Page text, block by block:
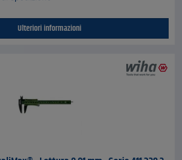
Ulteriori informazioni